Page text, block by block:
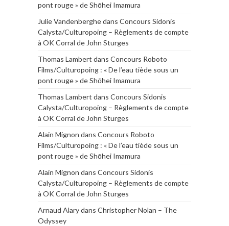
pont rouge » de Shōhei Imamura
Julie Vandenberghedans Concours Sidonis
Calysta/Culturopoing – Règlements de compte
à OK Corral de John Sturges
Thomas Lambert dans Concours Roboto
Films/Culturopoing : « De l’eau tiède sous un
pont rouge » de Shōhei Imamura
Thomas Lambert dans Concours Sidonis
Calysta/Culturopoing – Règlements de compte
à OK Corral de John Sturges
Alain Mignon dans Concours Roboto
Films/Culturopoing : « De l’eau tiède sous un
pont rouge » de Shōhei Imamura
Alain Mignon dans Concours Sidonis
Calysta/Culturopoing – Règlements de compte
à OK Corral de John Sturges
Arnaud Alarydans Christopher Nolan – The
Odyssey